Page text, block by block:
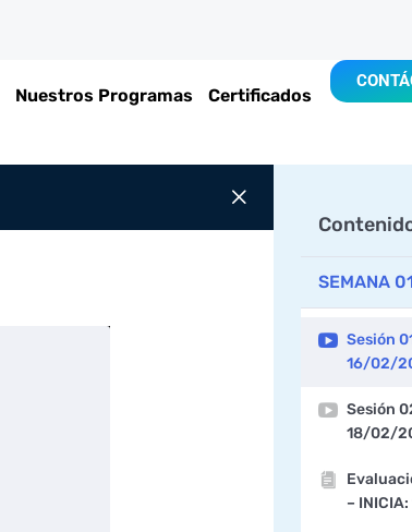
Nuestros Programas Certificados
SEMANA
Sesión
16/02/
Sesión
18/02/
–